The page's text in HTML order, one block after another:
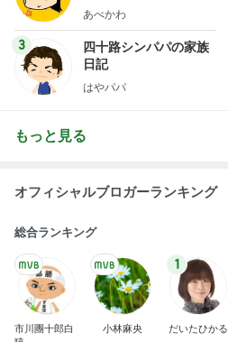
あべかわ
3
四十路シンパパの家族
日記
はやパパ
もっと見る
オフィシャルブロガーランキング
総合ランキング
市川團十郎白
小林麻央
1
だいたひかる